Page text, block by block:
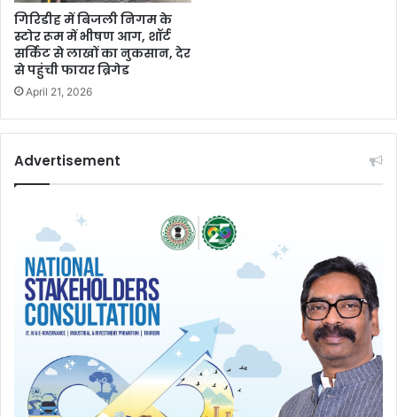
गिरिडीह में बिजली निगम के
स्टोर रूम में भीषण आग, शॉर्ट
सर्किट से लाखों का नुकसान, देर
से पहुंची फायर ब्रिगेड
April 21, 2026
Advertisement